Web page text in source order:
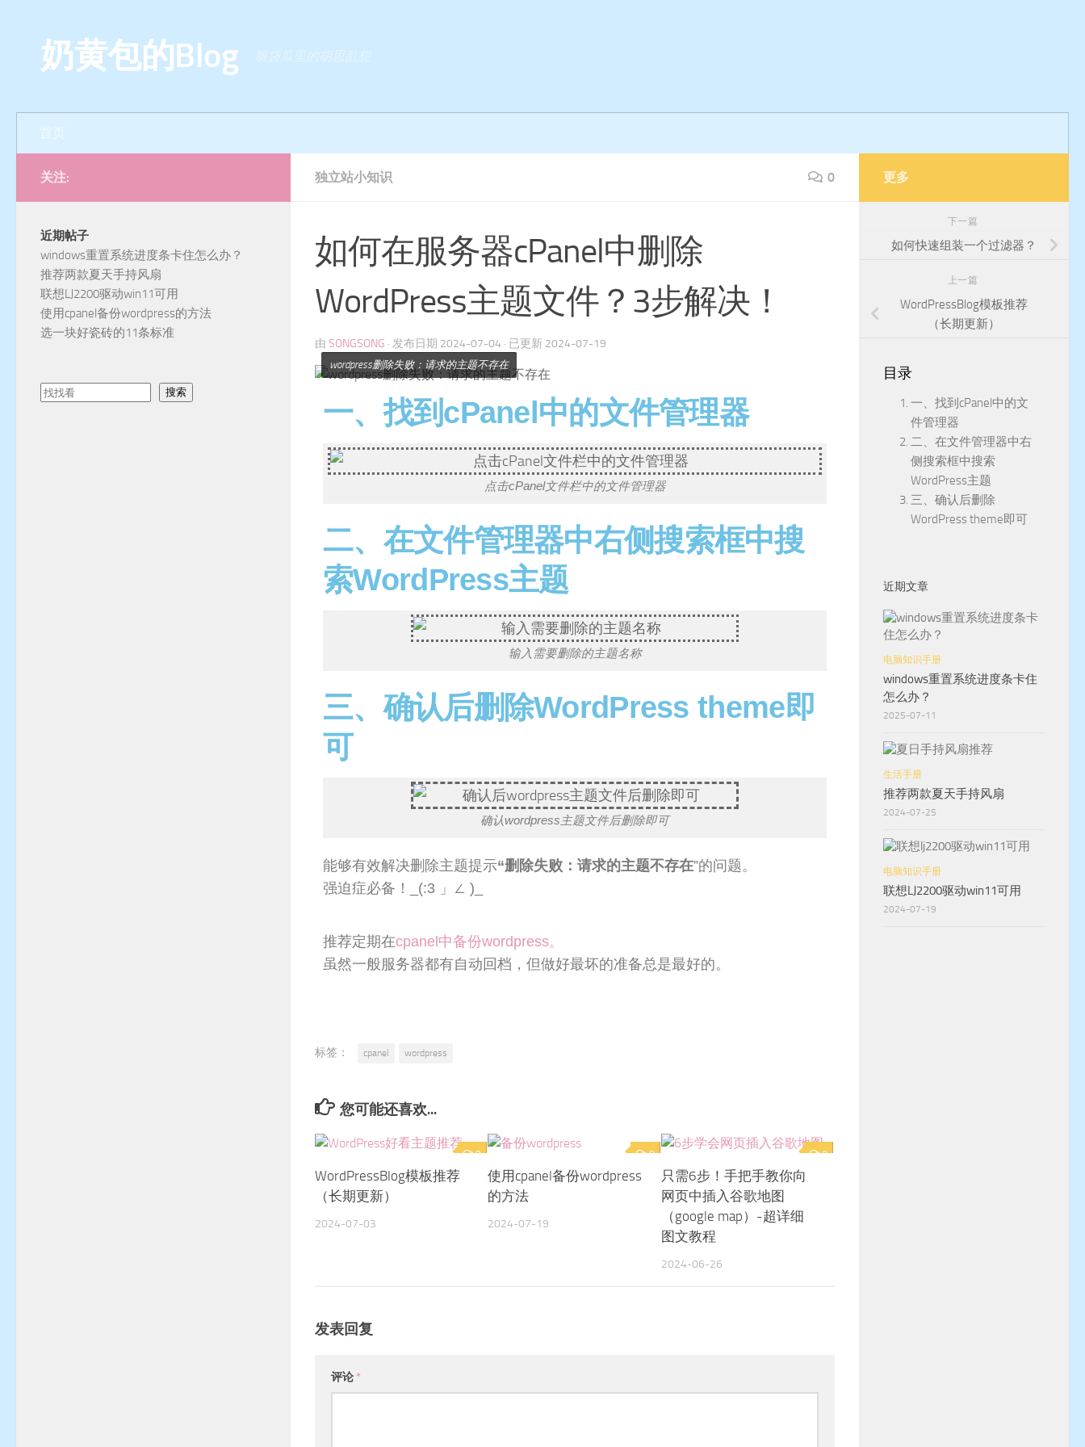
奶黄包的Blog
首页
独立站小知识 0
如何在服务器cPanel中删除
WordPress主题文件？3步解决！
由 SONGSONG · 发布日期 2024-07-04 · 已更新 2024-07-19
wordpress删除失败：请求的主题不存在
一、找到cPanel中的文件管理器
点击cPanel文件栏中的文件管理器
二、在文件管理器中右侧搜索框中搜
索WordPress主题
输入需要删除的主题名称
三、确认后删除WordPress theme即
可
确认wordpress主题文件后删除即可
能够有效解决删除主题提示“删除失败：请求的主题不存在”的问题。
强迫症必备！_(:3 」∠ )_
推荐定期在cpanel中备份wordpress。
虽然一般服务器都有自动回档，但做好最坏的准备总是最好的。
标签： cpanel wordpress
您可能还喜欢...
0
WordPressBlog模板推荐
（长期更新）
2024-07-03
0
使用cpanel备份wordpress
的方法
2024-07-19
0
只需6步！手把手教你向
网页中插入谷歌地图
（google map）-超详细
图文教程
2024-06-26
发表回复
评论 *
关注:
近期帖子
windows重置系统进度条卡住怎么办？
推荐两款夏天手持风扇
联想LJ2200驱动win11可用
使用cpanel备份wordpress的方法
选一块好瓷砖的11条标准
搜索
更多
下一篇
如何快速组装一个过滤器？
上一篇
WordPressBlog模板推荐
（长期更新）
目录
一、找到cPanel中的文
件管理器
二、在文件管理器中右
侧搜索框中搜索
WordPress主题
三、确认后删除
WordPress theme即可
近期文章
电脑知识手册
windows重置系统进度条卡住
怎么办？
2025-07-11
生活手册
推荐两款夏天手持风扇
2024-07-25
电脑知识手册
联想LJ2200驱动win11可用
2024-07-19